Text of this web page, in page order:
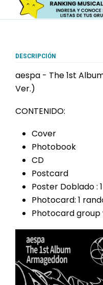
DESCRIPCIÓN
aespa - The 1st
Ver.)
CONTENIDO:
Cover
Photobook
CD
Postcard
Poster Doblado :
Photocard: 1
Photocard group